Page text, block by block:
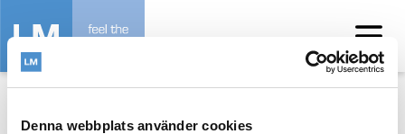
Denna webbplats använder cookies
Home/Interview